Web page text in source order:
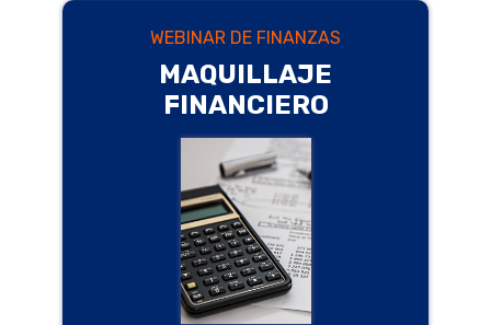
MAQUILLAJE
FINANCIERO
WEBINAR DE FINANZAS